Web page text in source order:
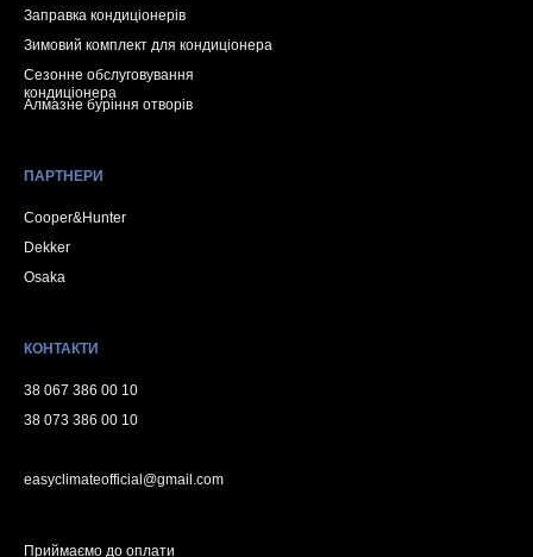
Заправка кондиціонерів
Зимовий комплект для кондиціонера
Сезонне обслуговування
кондиціонера
ПАРТНЕРИ
Cooper&Hunter
Dekker
Osaka
КОНТАКТИ
38 067 386 00 10
38 073 386 00 10
easyclimateofficial@gmail.com
Приймаємо до оплати
Алмазне буріння отворів